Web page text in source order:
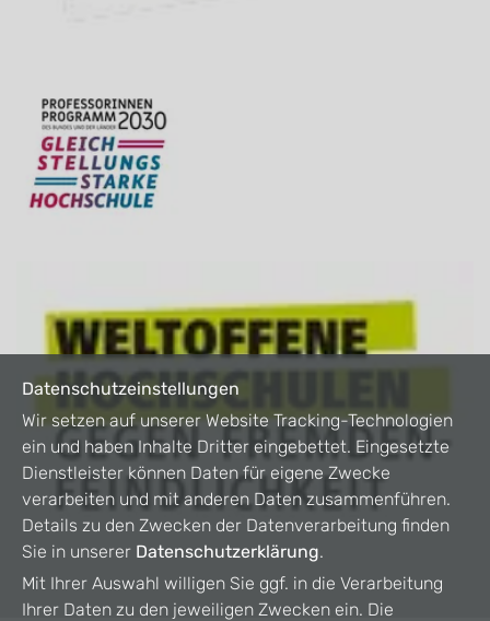
Datenschutzeinstellungen
Wir setzen auf unserer Website Tracking-Technologien
ein und haben Inhalte Dritter eingebettet. Eingesetzte
Dienstleister können Daten für eigene Zwecke
verarbeiten und mit anderen Daten zusammenführen.
Details zu den Zwecken der Datenverarbeitung finden
Sie in unserer Datenschutzerklärung.
Mit Ihrer Auswahl willigen Sie ggf. in die Verarbeitung
Ihrer Daten zu den jeweiligen Zwecken ein. Die